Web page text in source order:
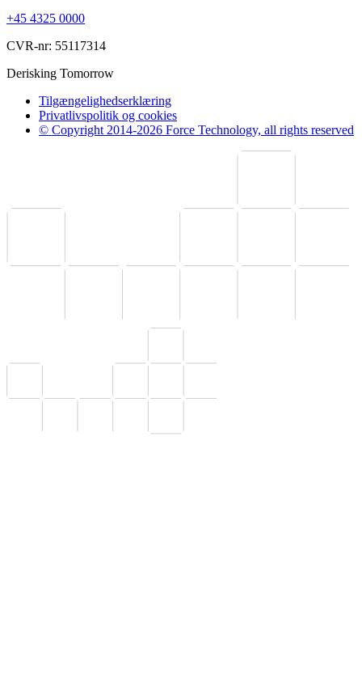
+45 4325 0000
CVR-nr: 55117314
Derisking Tomorrow
Tilgængelighedserklæring
Privatlivspolitik og cookies
© Copyright 2014-2026 Force Technology, all rights reserved